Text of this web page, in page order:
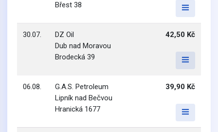
Břest 38
30.07.
DZ Oil
Dub nad Moravou
Brodecká 39
42,50 Kč
06.08.
G.A.S. Petroleum
Lipník nad Bečvou
Hranická 1677
39,90 Kč